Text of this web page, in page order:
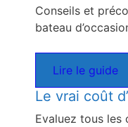
Conseils et
bateau
Lire le guide
Le vrai coût
Evaluez tous les